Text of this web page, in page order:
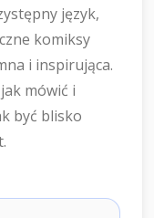
język,
komiksy
i inspirująca.
mówić i
być blisko